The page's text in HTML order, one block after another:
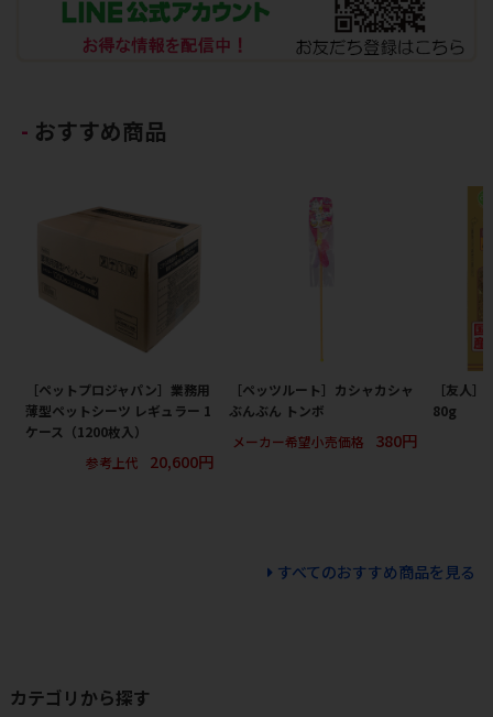
おすすめ商品
［ペットプロジャパン］業務用
薄型ペットシーツ レギュラー 1
ケース（1200枚入）
参考上代
20,600円
［ペッツルート］カシャカシャ
ぶんぶん トンボ
メーカー希望小売価格
380円
［友人
80g
すべてのおすすめ商品を見る
カテゴリから探す